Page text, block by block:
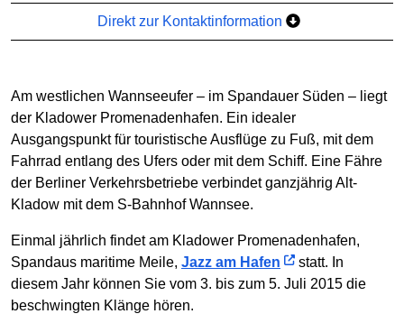
Direkt zur Kontaktinformation
Am westlichen Wannseeufer – im Spandauer Süden – liegt
der Kladower Promenadenhafen. Ein idealer
Ausgangspunkt für touristische Ausflüge zu Fuß, mit dem
Fahrrad entlang des Ufers oder mit dem Schiff. Eine Fähre
der Berliner Verkehrsbetriebe verbindet ganzjährig Alt-
Kladow mit dem S-Bahnhof Wannsee.
Einmal jährlich findet am Kladower Promenadenhafen,
Spandaus maritime Meile, Jazz am Hafen
statt. In
diesem Jahr können Sie vom 3. bis zum 5. Juli 2015 die
beschwingten Klänge hören.